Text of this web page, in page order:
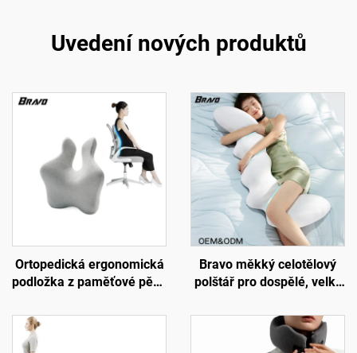
Uvedení nových produktů
Ortopedická ergonomická
podložka z paměťové pěny
polštářková podložka do
Bravo měkký celotělový
polštář pro dospělé, velký
na boku, těhotenský
polštář, tělový polštář BP-2